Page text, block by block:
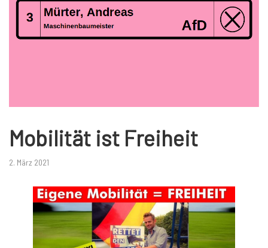
Mobilität ist Freiheit
2. März 2021